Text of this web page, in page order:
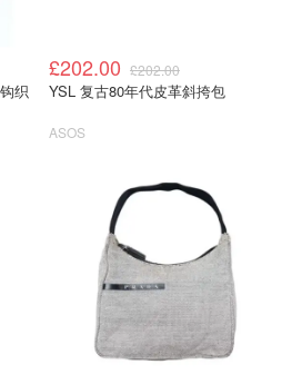
织
£202.00 £202.00
YSL 复古80年代皮革斜挎包
ASOS